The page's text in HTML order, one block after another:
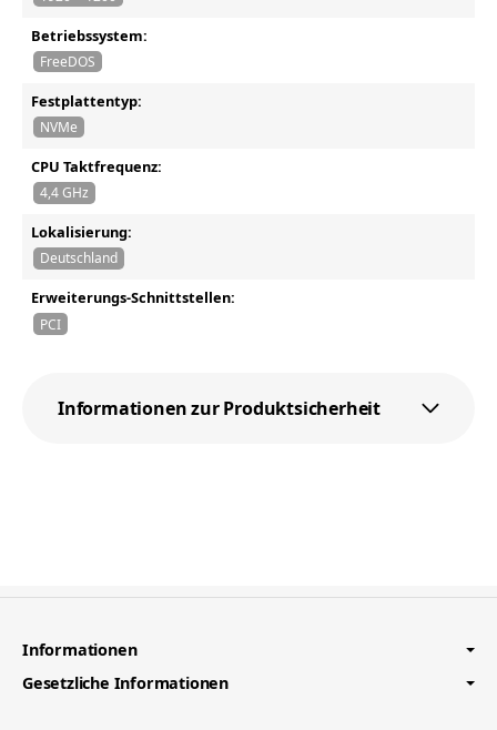
Betriebssystem:
FreeDOS
Festplattentyp:
NVMe
CPU Taktfrequenz:
4,4 GHz
Lokalisierung:
Deutschland
Erweiterungs-Schnittstellen:
PCI
Informationen zur Produktsicherheit
Informationen
Gesetzliche Informationen